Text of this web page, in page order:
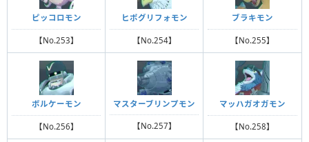
ピッコロモン
【No.253】
ヒポグリフォモン
【No.254】
ブラキモン
【No.255】
ボルケーモン
【No.256】
マスターブリンプモン
【No.257】
マッハガオガモン
【No.258】